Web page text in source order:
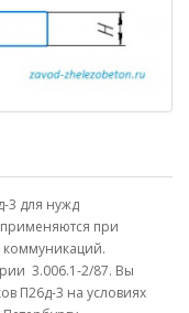
3 для нужд
при
3.006.1-2/87. Вы
П26д-3 на условиях